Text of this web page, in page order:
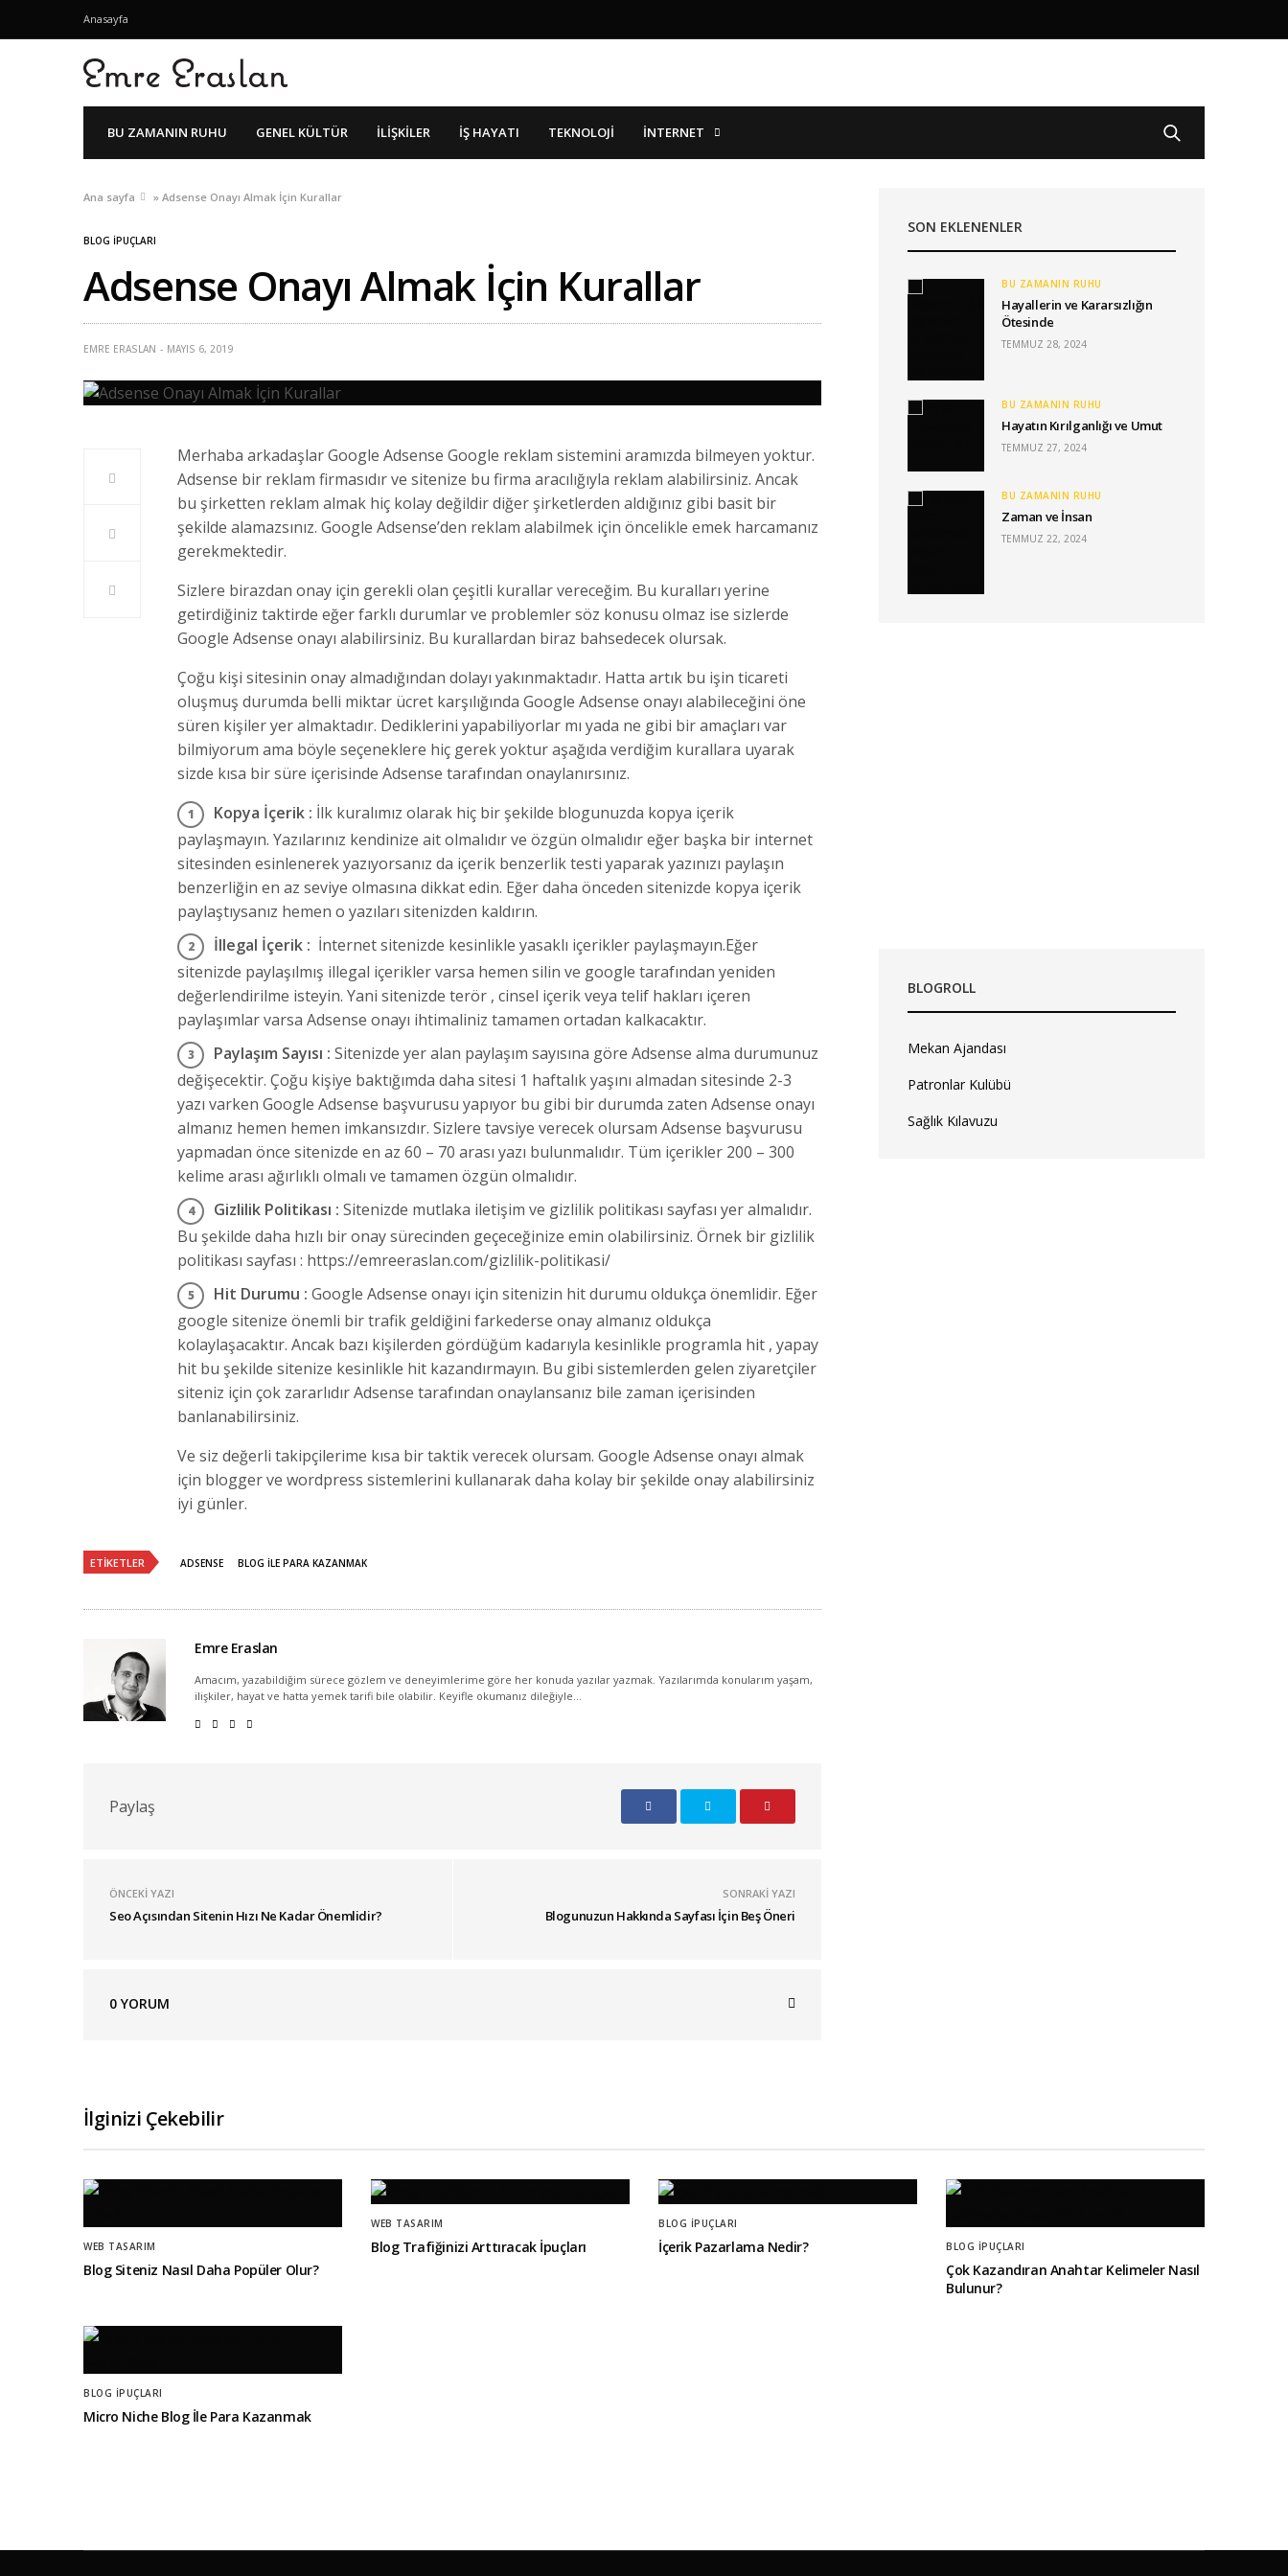
Anasayfa
BU ZAMANIN RUHU GENEL KÜLTÜR İLIŞKILER İŞ HAYATI TEKNOLOJI İNTERNET
Ana sayfa »Adsense Onayı Almak İçin Kurallar
BLOG İPUÇLARI
Adsense Onayı Almak İçin Kurallar
EMRE ERASLAN MAYIS 6, 2019
Merhaba arkadaşlar Google Adsense Google reklam sistemini aramızda bilmeyen yoktur.
Adsense bir reklam firmasıdır ve sitenize bu firma aracılığıyla reklam alabilirsiniz. Ancak
bu şirketten reklam almak hiç kolay değildir diğer şirketlerden aldığınız gibi basit bir
şekilde alamazsınız. Google Adsense’den reklam alabilmek için öncelikle emek harcamanız
gerekmektedir.
Sizlere birazdan onay için gerekli olan çeşitli kurallar vereceğim. Bu kuralları yerine
getirdiğiniz taktirde eğer farklı durumlar ve problemler söz konusu olmaz ise sizlerde
Google Adsense onayı alabilirsiniz. Bu kurallardan biraz bahsedecek olursak.
Çoğu kişi sitesinin onay almadığından dolayı yakınmaktadır. Hatta artık bu işin ticareti
oluşmuş durumda belli miktar ücret karşılığında Google Adsense onayı alabileceğini öne
süren kişiler yer almaktadır. Dediklerini yapabiliyorlar mı yada ne gibi bir amaçları var
bilmiyorum ama böyle seçeneklere hiç gerek yoktur aşağıda verdiğim kurallara uyarak
sizde kısa bir süre içerisinde Adsense tarafından onaylanırsınız.
Kopya İçerik : İlk kuralımız olarak hiç bir şekilde blogunuzda kopya içerik
paylaşmayın. Yazılarınız kendinize ait olmalıdır ve özgün olmalıdır eğer başka bir internet
sitesinden esinlenerek yazıyorsanız da içerik benzerlik testi yaparak yazınızı paylaşın
benzerliğin en az seviye olmasına dikkat edin. Eğer daha önceden sitenizde kopya içerik
paylaştıysanız hemen o yazıları sitenizden kaldırın.
İllegal İçerik : İnternet sitenizde kesinlikle yasaklı içerikler paylaşmayın.Eğer
sitenizde paylaşılmış illegal içerikler varsa hemen silin ve google tarafından yeniden
değerlendirilme isteyin. Yani sitenizde terör , cinsel içerik veya telif hakları içeren
paylaşımlar varsa Adsense onayı ihtimaliniz tamamen ortadan kalkacaktır.
Paylaşım Sayısı : Sitenizde yer alan paylaşım sayısına göre Adsense alma durumunuz
değişecektir. Çoğu kişiye baktığımda daha sitesi 1 haftalık yaşını almadan sitesinde 2-3
yazı varken Google Adsense başvurusu yapıyor bu gibi bir durumda zaten Adsense onayı
almanız hemen hemen imkansızdır. Sizlere tavsiye verecek olursam Adsense başvurusu
yapmadan önce sitenizde en az 60 – 70 arası yazı bulunmalıdır. Tüm içerikler 200 – 300
kelime arası ağırlıklı olmalı ve tamamen özgün olmalıdır.
Gizlilik Politikası : Sitenizde mutlaka iletişim ve gizlilik politikası sayfası yer almalıdır.
Bu şekilde daha hızlı bir onay sürecinden geçeceğinize emin olabilirsiniz. Örnek bir gizlilik
politikası sayfası : https://emreeraslan.com/gizlilik-politikasi/
Hit Durumu : Google Adsense onayı için sitenizin hit durumu oldukça önemlidir. Eğer
google sitenize önemli bir trafik geldiğini farkederse onay almanız oldukça
kolaylaşacaktır. Ancak bazı kişilerden gördüğüm kadarıyla kesinlikle programla hit , yapay
hit bu şekilde sitenize kesinlikle hit kazandırmayın. Bu gibi sistemlerden gelen ziyaretçiler
siteniz için çok zararlıdır Adsense tarafından onaylansanız bile zaman içerisinden
banlanabilirsiniz.
Ve siz değerli takipçilerime kısa bir taktik verecek olursam. Google Adsense onayı almak
için blogger ve wordpress sistemlerini kullanarak daha kolay bir şekilde onay alabilirsiniz
iyi günler.
ETIKETLER ADSENSE BLOG ILE PARA KAZANMAK
Emre Eraslan
Amacım, yazabildiğim sürece gözlem ve deneyimlerime göre her konuda yazılar yazmak. Yazılarımda konularım yaşam,
ilişkiler, hayat ve hatta yemek tarifi bile olabilir. Keyifle okumanız dileğiyle...
Paylaş
ÖNCEKI YAZI
Seo Açısından Sitenin Hızı Ne Kadar Önemlidir?
SONRAKI YAZI
Blogunuzun Hakkında Sayfası İçin Beş Öneri
0YORUM
SON EKLENENLER
BU ZAMANIN RUHU
Hayallerin ve Kararsızlığın
Ötesinde
TEMMUZ 28, 2024
BU ZAMANIN RUHU
Hayatın Kırılganlığı ve Umut
TEMMUZ 27, 2024
BU ZAMANIN RUHU
Zaman ve İnsan
TEMMUZ 22, 2024
BLOGROLL
Mekan Ajandası
Patronlar Kulübü
Sağlık Kılavuzu
İlginizi Çekebilir
WEB TASARIM
Blog Siteniz Nasıl Daha Popüler Olur?
WEB TASARIM
Blog Trafiğinizi Arttıracak İpuçları
BLOG İPUÇLARI
İçerik Pazarlama Nedir? BLOG İPUÇLARI
Çok Kazandıran Anahtar Kelimeler Nasıl
Bulunur?
BLOG İPUÇLARI
Micro Niche Blog İle Para Kazanmak